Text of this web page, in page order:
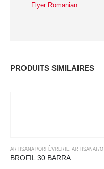
Flyer Romanian
PRODUITS SIMILAIRES
ARTISANAT/ORFÈVRERIE ARTISANAT/ORFÈVRERIE
BROFIL 30 BARRA